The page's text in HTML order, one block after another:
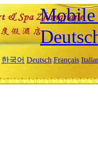
Mobile
한국어 Deutsch Français